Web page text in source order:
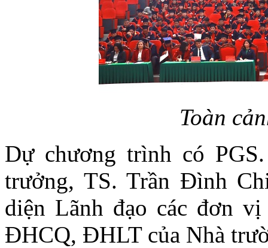
Toàn
Dự chương trình có
trưởng, TS. Trần Đình
diện Lãnh đạo các đơn
ĐHCQ, ĐHLT của Nhà